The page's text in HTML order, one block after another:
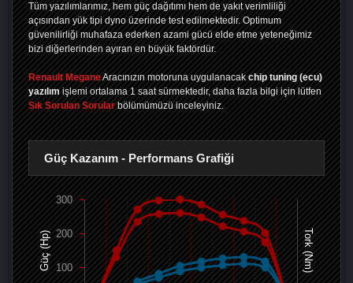
Tüm yazılımlarımız, hem güç dağıtımı hem de yakıt verimliliği
açısından yük tipi dyno üzerinde test edilmektedir. Optimum
güvenilirliği muhafaza ederken azami gücü elde etme yeteneğimiz
bizi diğerlerinden ayıran en büyük faktördür.
Renault MeganeAracınızın motoruna uygulanacak chip tuning (ecu)
yazılım işlemi ortalama 1 saat sürmektedir, daha fazla bilgi için lütfen
Sık Sorulan Sorular bölümümüzü inceleyiniz.
Güç Kazanım - Performans Grafiği
Güç (Hp) Tork (Nm)
100
200
300